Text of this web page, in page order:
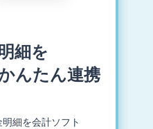
細を
んたん連携
細を会計ソフト